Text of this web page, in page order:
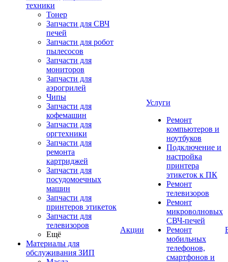
техники
Тонер
Запчасти для СВЧ
печей
Запчасти для робот
пылесосов
Запчасти для
мониторов
Запчасти для
аэрогрилей
Чипы
Запчасти для
кофемашин
Запчасти для
оргтехники
Запчасти для
ремонта
картриджей
Запчасти для
посудомоечных
машин
Запчасти для
принтеров этикеток
Запчасти для
телевизоров
Ещё
Материалы для
обслуживания ЗИП
Акции
Услуги
Ремонт
компьютеров и
ноутбуков
Подключение и
настройка
принтера
этикеток к ПК
Ремонт
телевизоров
Ремонт
микроволновых
СВЧ-печей
Ремонт
мобильных
телефонов,
смартфонов и